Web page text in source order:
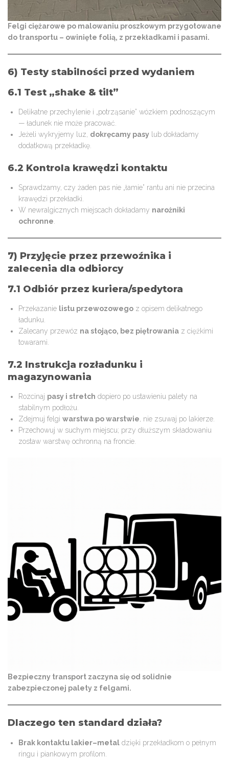
Felgi ciężarowe po malowaniu proszkowym przygotowane
do transportu – owinięte folią, z przekładkami i pasami.
6) Testy stabilności przed wydaniem
6.1 Test „shake & tilt”
Delikatne przechylenie i „potrząsanie” wózkiem podnoszącym
— ładunek nie może pracować.
Jeżeli wykryjemy luz, dokręcamy pasy lub dokładamy
dodatkową przekładkę.
6.2 Kontrola krawędzi kontaktu
Sprawdzamy, czy żaden pas nie „łamie” rantu ani nie przecina
krawędzi przekładki.
W newralgicznych miejscach dokładamy narożniki
ochronne.
7) Przyjęcie przez przewoźnika i
zalecenia dla odbiorcy
7.1 Odbiór przez kuriera/spedytora
Przekazanie listu przewozowego z opisem delikatnego
ładunku.
Zalecany przewóz na stojąco, bez piętrowania z ciężkimi
towarami.
7.2 Instrukcja rozładunku i
magazynowania
Rozcinaj pasy i stretch dopiero po ustawieniu palety na
stabilnym podłożu.
Zdejmuj felgi warstwa po warstwie, nie zsuwaj po lakierze.
Przechowuj w suchym miejscu; przy dłuższym składowaniu
zostaw warstwę ochronną na froncie.
Bezpieczny transport zaczyna się od solidnie
zabezpieczonej palety z felgami.
Dlaczego ten standard działa?
Brak kontaktu lakier–metal dzięki przekładkom o pełnym
ringu i piankowym profilom.